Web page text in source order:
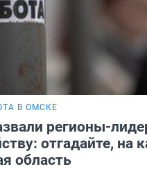
В ОМСКЕ
регионы-
отгадайте, на
область